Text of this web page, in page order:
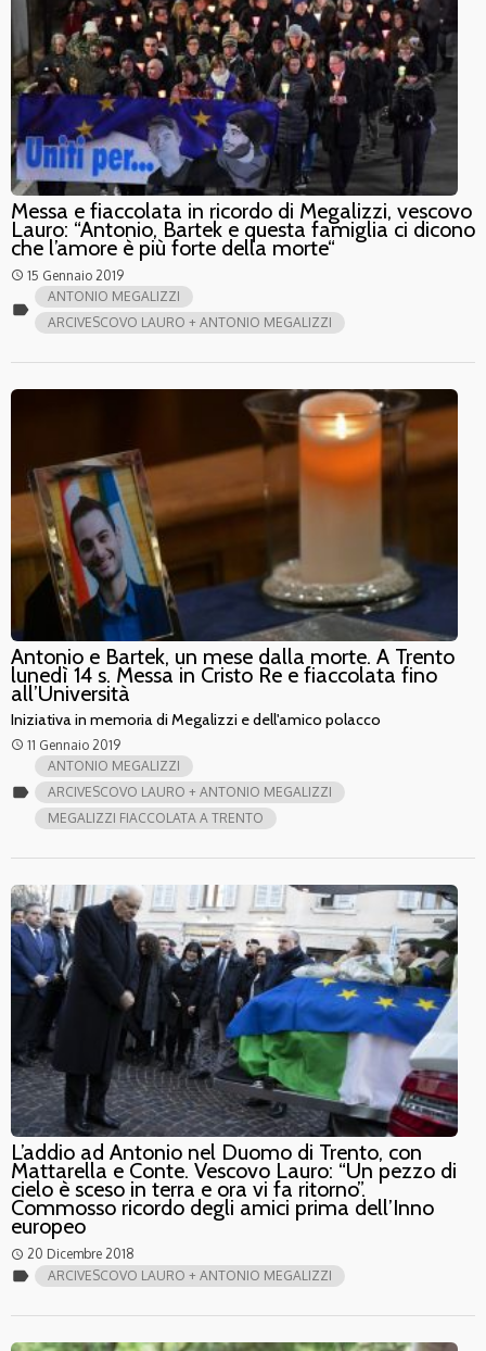
Messa e fiaccolata in ricordo di Megalizzi, vescovo
Lauro: “Antonio, Bartek e questa famiglia ci dicono
che l’amore è più forte della morte“
access_time 15 Gennaio 2019
label
ANTONIO MEGALIZZI
ARCIVESCOVO LAURO + ANTONIO MEGALIZZI
Antonio e Bartek, un mese dalla morte. A Trento
lunedì 14 s. Messa in Cristo Re e fiaccolata fino
all’Università
Iniziativa in memoria di Megalizzi e dell'amico polacco
access_time 11 Gennaio 2019
label
ANTONIO MEGALIZZI
ARCIVESCOVO LAURO + ANTONIO MEGALIZZI
MEGALIZZI FIACCOLATA A TRENTO
L’addio ad Antonio nel Duomo di Trento, con
Mattarella e Conte. Vescovo Lauro: “Un pezzo di
cielo è sceso in terra e ora vi fa ritorno”.
Commosso ricordo degli amici prima dell’Inno
europeo
access_time 20 Dicembre 2018
label ARCIVESCOVO LAURO + ANTONIO MEGALIZZI